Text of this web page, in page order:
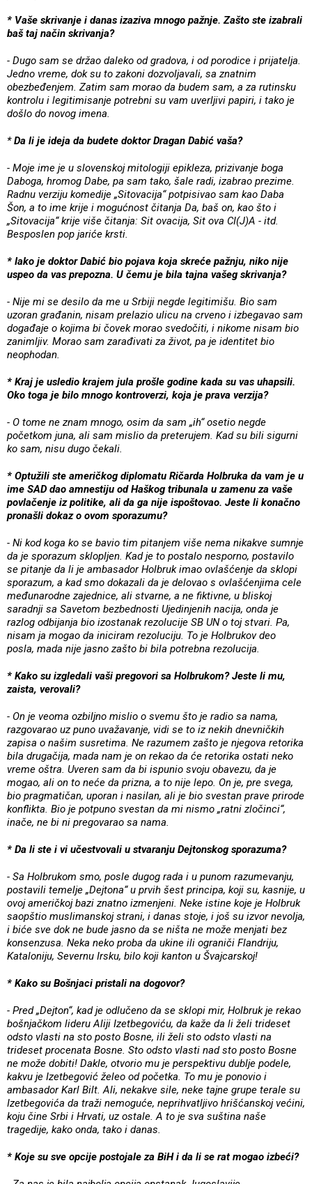
* Vaše skrivanje i danas izaziva mnogo pažnje. Zašto ste izabrali
baš taj način skrivanja?
- Dugo sam se držao daleko od gradova, i od porodice i prijatelja.
Jedno vreme, dok su to zakoni dozvoljavali, sa znatnim
obezbeđenjem. Zatim sam morao da budem sam, a za rutinsku
kontrolu i legitimisanje potrebni su vam uverljivi papiri, i tako je
došlo do novog imena.
*Da li je ideja da budete doktor Dragan Dabić vaša?
- Moje ime je u slovenskoj mitologiji epikleza, prizivanje boga
Daboga, hromog Dabe, pa sam tako, šale radi, izabrao prezime.
Radnu verziju komedije „Sitovacija“ potpisivao sam kao Daba
Šon, a to ime krije i mogućnost čitanja Da, baš on, kao što i
„Sitovacija“ krije više čitanja: Sit ovacija, Sit ova CI(J)A - itd.
Besposlen pop jariće krsti.
* Iako je doktor Dabić bio pojava koja skreće pažnju, niko nije
uspeo da vas prepozna. U čemu je bila tajna vašeg skrivanja?
- Nije mi se desilo da me u Srbiji negde legitimišu. Bio sam
uzoran građanin, nisam prelazio ulicu na crveno i izbegavao sam
događaje o kojima bi čovek morao svedočiti, i nikome nisam bio
zanimljiv. Morao sam zarađivati za život, pa je identitet bio
neophodan.
* Kraj je usledio krajem jula prošle godine kada su vas uhapsili.
Oko toga je bilo mnogo kontroverzi, koja je prava verzija?
- O tome ne znam mnogo, osim da sam „ih“ osetio negde
početkom juna, ali sam mislio da preterujem. Kad su bili sigurni
ko sam, nisu dugo čekali.
* Optužili ste američkog diplomatu Ričarda Holbruka da vam je u
ime SAD dao amnestiju od Haškog tribunala u zamenu za vaše
povlačenje iz politike, ali da ga nije ispoštovao. Jeste li konačno
pronašli dokaz o ovom sporazumu?
- Ni kod koga ko se bavio tim pitanjem više nema nikakve sumnje
da je sporazum sklopljen. Kad je to postalo nesporno, postavilo
se pitanje da li je ambasador Holbruk imao ovlašćenje da sklopi
sporazum, a kad smo dokazali da je delovao s ovlašćenjima cele
međunarodne zajednice, ali stvarne, a ne fiktivne, u bliskoj
saradnji sa Savetom bezbednosti Ujedinjenih nacija, onda je
razlog odbijanja bio izostanak rezolucije SB UN o toj stvari. Pa,
nisam ja mogao da iniciram rezoluciju. To je Holbrukov deo
posla, mada nije jasno zašto bi bila potrebna rezolucija.
* Kako su izgledali vaši pregovori sa Holbrukom? Jeste li mu,
zaista, verovali?
- On je veoma ozbiljno mislio o svemu što je radio sa nama,
razgovarao uz puno uvažavanje, vidi se to iz nekih dnevničkih
zapisa o našim susretima. Ne razumem zašto je njegova retorika
bila drugačija, mada nam je on rekao da će retorika ostati neko
vreme oštra. Uveren sam da bi ispunio svoju obavezu, da je
mogao, ali on to neće da prizna, a to nije lepo. On je, pre svega,
bio pragmatičan, uporan i nasilan, ali je bio svestan prave prirode
konflikta. Bio je potpuno svestan da mi nismo „ratni zločinci“,
inače, ne bi ni pregovarao sa nama.
* Da li ste i vi učestvovali u stvaranju Dejtonskog sporazuma?
- Sa Holbrukom smo, posle dugog rada i u punom razumevanju,
postavili temelje „Dejtona“ u prvih šest principa, koji su, kasnije, u
ovoj američkoj bazi znatno izmenjeni. Neke istine koje je Holbruk
saopštio muslimanskoj strani, i danas stoje, i još su izvor nevolja,
i biće sve dok ne bude jasno da se ništa ne može menjati bez
konsenzusa. Neka neko proba da ukine ili ograniči Flandriju,
Kataloniju, Severnu Irsku, bilo koji kanton u Švajcarskoj!
* Kako su Bošnjaci pristali na dogovor?
- Pred „Dejton“, kad je odlučeno da se sklopi mir, Holbruk je rekao
bošnjačkom lideru Aliji Izetbegoviću, da kaže da li želi trideset
odsto vlasti na sto posto Bosne, ili želi sto odsto vlasti na
trideset procenata Bosne. Sto odsto vlasti nad sto posto Bosne
ne može dobiti! Dakle, otvorio mu je perspektivu dublje podele,
kakvu je Izetbegović želeo od početka. To mu je ponovio i
ambasador Karl Bilt. Ali, nekakve sile, neke tajne grupe terale su
Izetbegovića da traži nemoguće, neprihvatljivo hrišćanskoj većini,
koju čine Srbi i Hrvati, uz ostale. A to je sva suština naše
tragedije, kako onda, tako i danas.
* Koje su sve opcije postojale za BiH i da li se rat mogao izbeći?